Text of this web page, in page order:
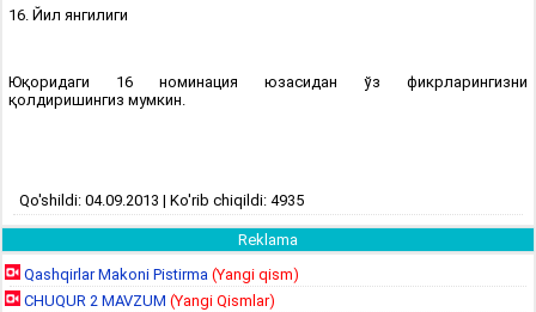
16. Йил янгилиги
Юқоридаги 16 номинация юзасидан ўз фикрларингизни
қолдиришингиз мумкин.
Qo'shildi: 04.09.2013 | Ko'rib chiqildi: 4935
Reklama
Qashqirlar Makoni Pistirma (Yangi qism)
CHUQUR 2 MAVZUM (Yangi Qismlar)